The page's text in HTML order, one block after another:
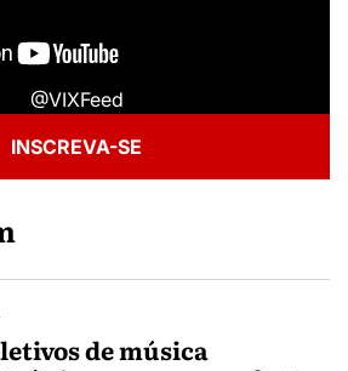
@VIXFeed
INSCREVA-SE
de música